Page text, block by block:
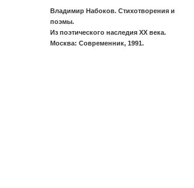
Владимир Набоков. Стихотворения и
поэмы.
Из поэтического наследия XX века.
Москва: Современник, 1991.